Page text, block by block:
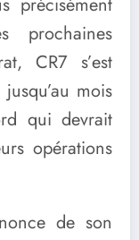
prochaines
CR7 s’est
mois
qui devrait
opérations
de son